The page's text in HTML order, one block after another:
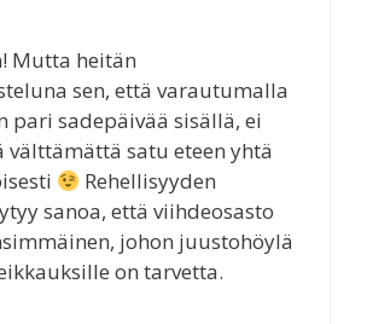
Mutta heitän
sen, että varautumalla
pari sadepäivää sisällä, ei
välttämättä satu eteen yhtä
Rehellisyyden
sanoa, että viihdeosasto
johon juustohöylä
on tarvetta.